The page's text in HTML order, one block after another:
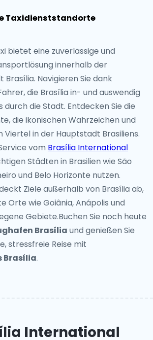
Taxidienststandorte
bietet eine zuverlässige und
innerhalb der
Brasília. Navigieren Sie dank
die Brasília in- und auswendig
durch die Stadt. Entdecken Sie die
die ikonischen Wahrzeichen und
Viertel in der Hauptstadt Brasiliens.
vom Brasília International
Städten in Brasilien wie São
und Belo Horizonte nutzen.
Ziele außerhalb von Brasília ab,
Orte wie Goiânia, Anápolis und
Gebiete.Buchen Sie noch heute
Brasília und genießen Sie
stressfreie Reise mit
Brasília.
International